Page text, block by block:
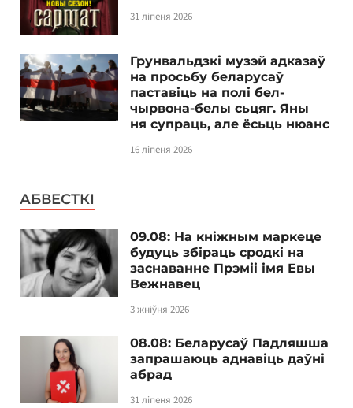
31 ліпеня 2026
Грунвальдзкі музэй адказаў
на просьбу беларусаў
паставіць на полі бел-
чырвона-белы сьцяг. Яны
ня супраць, але ёсьць нюанс
16 ліпеня 2026
АБВЕСТКІ
09.08: На кніжным маркеце
будуць збіраць сродкі на
заснаванне Прэміі імя Евы
Вежнавец
3 жніўня 2026
08.08: Беларусаў Падляшша
запрашаюць аднавіць даўні
абрад
31 ліпеня 2026